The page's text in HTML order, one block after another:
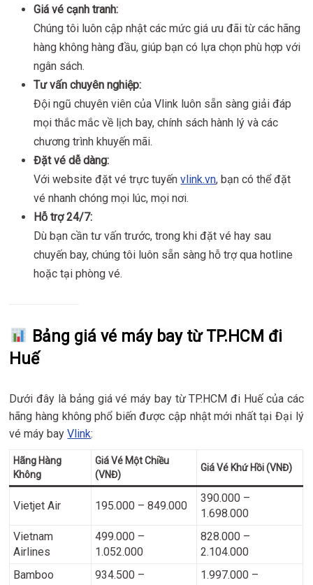
Giá vé cạnh tranh:
Chúng tôi luôn cập nhật các mức giá ưu đãi từ các hãng
hàng không hàng đầu, giúp bạn có lựa chọn phù hợp với
ngân sách.
Tư vấn chuyên nghiệp:
Đội ngũ chuyên viên của Vlink luôn sẵn sàng giải đáp
mọi thắc mắc về lịch bay, chính sách hành lý và các
chương trình khuyến mãi.
Đặt vé dễ dàng:
Với website đặt vé trực tuyếnvlink.vn, bạn có thể đặt
vé nhanh chóng mọi lúc, mọi nơi.
Hỗ trợ 24/7:
Dù bạn cần tư vấn trước, trong khi đặt vé hay sau
chuyến bay, chúng tôi luôn sẵn sàng hỗ trợ qua hotline
hoặc tại phòng vé.
Bảng giá vé máy bay từ TP.HCM đi
Huế
Dưới đây là bảng giá vé máy bay từ TP.HCM đi Huế của các
hãng hàng không phổ biến được cập nhật mới nhất tại Đại lý
vé máy bayVlink:
Hãng Hàng
Không
Giá Vé Một Chiều
(VNĐ)
Giá Vé Khứ Hồi (VNĐ)
Vietjet Air 195.000 – 849.000
390.000 –
1.698.000
Vietnam
Airlines
499.000 –
1.052.000
828.000 –
2.104.000
Bamboo
934.500 –
1.997.000 –